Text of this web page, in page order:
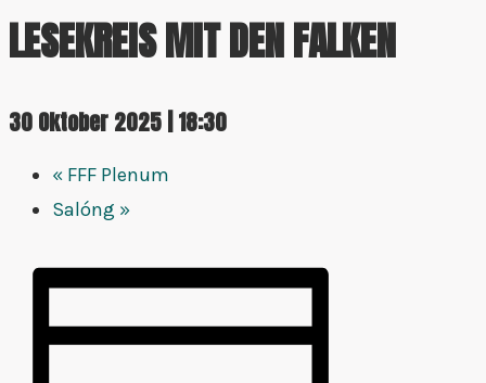
LESEKREIS MIT DEN FALKEN
30 Oktober 2025 | 18:30
« FFF Plenum
Salóng »